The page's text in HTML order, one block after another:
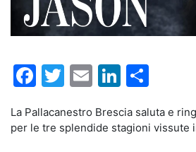
Facebook
Twitter
EmailLinkedIn
La Pallacanestro Brescia saluta e
per le tre splendide stagioni vissute